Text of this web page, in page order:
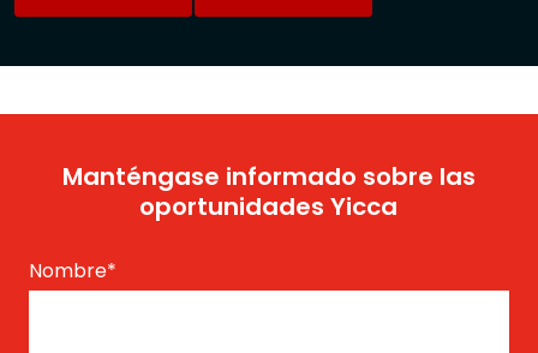
Manténgase informado sobre las
oportunidades Yicca
Nombre*